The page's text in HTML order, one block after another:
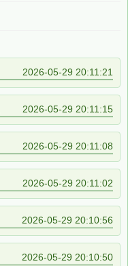
2026-05-29 20:11:21
2026-05-29 20:11:15
2026-05-29 20:11:08
2026-05-29 20:11:02
2026-05-29 20:10:56
2026-05-29 20:10:50